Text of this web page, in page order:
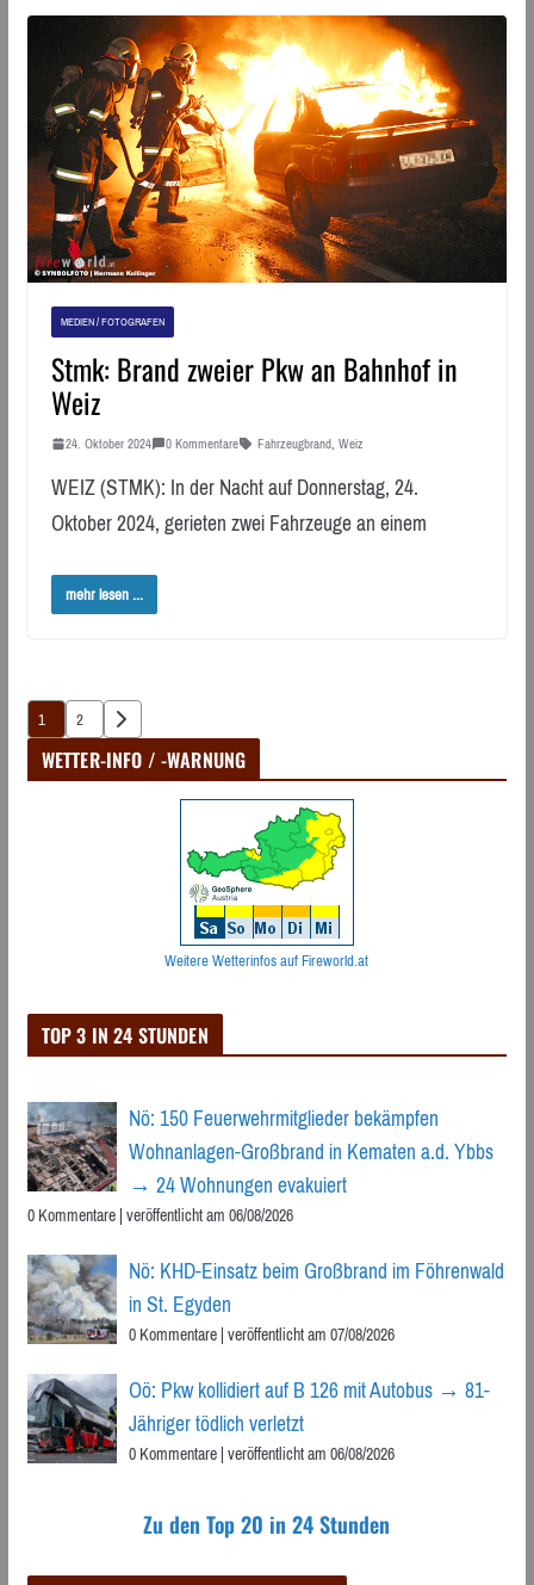
MEDIEN / FOTOGRAFEN
Stmk: Brand zweier Pkw an Bahnhof in
Weiz
24. Oktober 2024 0 Kommentare Fahrzeugbrand, Weiz
WEIZ (STMK): In der Nacht auf Donnerstag, 24.
Oktober 2024, gerieten zwei Fahrzeuge an einem
mehr lesen ...
Seitennummerierung
der
1 2
WETTER-INFO / -WARNUNG
Weitere Wetterinfos auf Fireworld.at
TOP 3 IN 24 STUNDEN
Nö: 150 Feuerwehrmitglieder bekämpfen
Wohnanlagen-Großbrand in Kematen a.d. Ybbs
→ 24 Wohnungen evakuiert
0 Kommentare|veröffentlicht am 06/08/2026
Nö: KHD-Einsatz beim Großbrand im Föhrenwald
in St. Egyden
0 Kommentare|veröffentlicht am 07/08/2026
Oö: Pkw kollidiert auf B 126 mit Autobus → 81-
Jähriger tödlich verletzt
0 Kommentare|veröffentlicht am 06/08/2026
Zu den Top 20 in 24 Stunden